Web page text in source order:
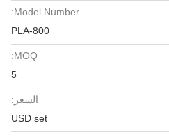
Model Number:
PLA-800
MOQ:
5
السعر:
USD set